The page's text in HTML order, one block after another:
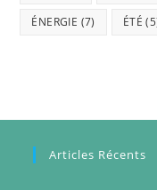
ÉNERGIE (7) ÉTÉ
Articles Récents